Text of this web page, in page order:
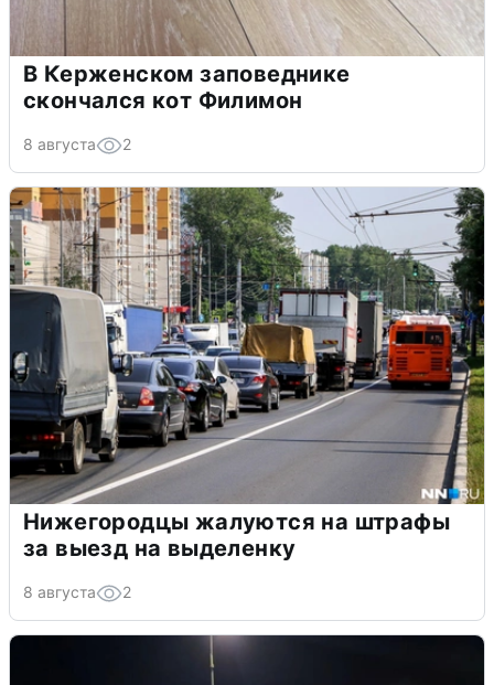
В Керженском заповеднике
скончался кот Филимон
8 августа 2
Нижегородцы жалуются на штрафы
за выезд на выделенку
8 августа 2